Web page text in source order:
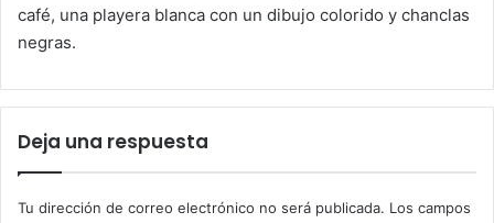
café, una playera blanca con un dibujo colorido y chanclas
negras.
Deja una respuesta
Tu dirección de correo electrónico no será publicada. Los campos